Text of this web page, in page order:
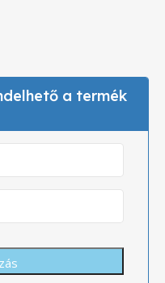
a termék